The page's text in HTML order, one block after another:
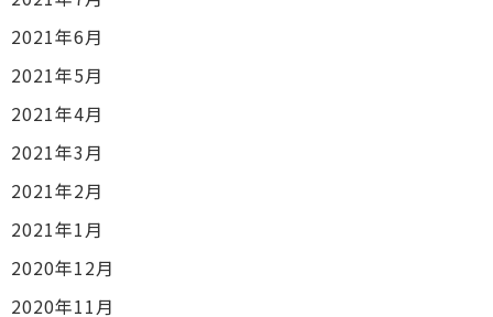
2021年6月
2021年5月
2021年4月
2021年3月
2021年2月
2021年1月
2020年12月
2020年11月